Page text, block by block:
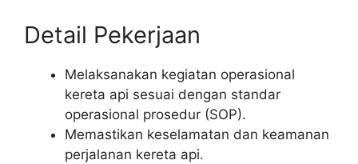
Detail Pekerjaan
Melaksanakan kegiatan operasional
kereta api sesuai dengan standar
operasional prosedur (SOP).
Memastikan keselamatan dan keamanan
perjalanan kereta api.